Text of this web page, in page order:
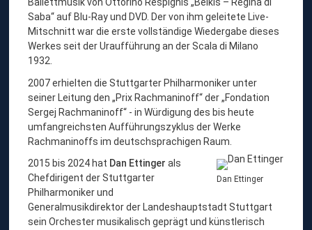
Saba“ auf Blu-Ray und DVD. Der von ihm geleitete Live-
Mitschnitt war die erste vollständige Wiedergabe dieses
Werkes seit der Uraufführung an der Scala di Milano
1932.
2007 erhielten die Stuttgarter Philharmoniker unter
seiner Leitung den „Prix Rachmaninoff“ der „Fondation
Sergej Rachmaninoff“ - in Würdigung des bis heute
umfangreichsten Aufführungszyklus der Werke
Rachmaninoffs im deutschsprachigen Raum.
Dan Ettinger
2015 bis 2024 hat Dan Ettinger als
Chefdirigent der Stuttgarter
Philharmoniker und
Generalmusikdirektor der Landeshauptstadt Stuttgart
sein Orchester musikalisch geprägt und künstlerisch